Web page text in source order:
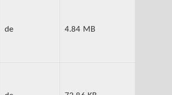
de 4.84 MB